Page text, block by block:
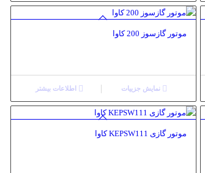
موتور گازسوز 200 کاوا
اطلاعات بیشتر نمایش جزییات
موتور گازی KEPSW111 کاوا